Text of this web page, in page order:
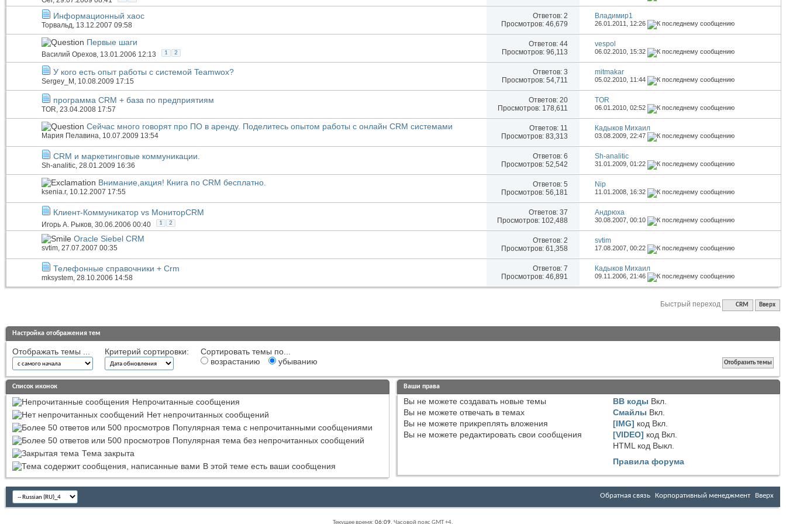
Информационный хаос
Торвальд, 13.12.2007 09:58
Ответов: 2
Просмотров: 46,679
Владимир1
26.01.2011, 12:26
Первые шаги
Василий Орехов, 13.01.2006 12:13 1 2
Ответов: 44
Просмотров: 96,113
vespol
06.02.2010, 15:32
У кого есть опыт работы с системой Teamwox?
Sergey_M , 10.08.2009 17:15
Ответов: 3
Просмотров: 54,711
mitmakar
05.02.2010, 11:44
программа CRM + база по предприятиям
TOR, 23.04.2008 17:57
Ответов: 20
Просмотров: 178,611
TOR
06.01.2010,02:52
Сейчас много говорят про ПО в аренду. Поделитесь опытом работы с онлайн CRM системами
Мария Пелавина, 10.07.2009 13:54
Ответов: 11
Просмотров: 83,313
Кадыков Михаил
03.08.2009,22:47
CRM и маркетинговые коммуникации.
Sh-analitic, 28.01.2009 16:36
Ответов: 6
Просмотров: 52,542
Sh-analitic
31.01.2009,01:22
Внимание,акция! Книга по CRM бесплатно.
ksenia.r, 10.12.2007 17:55
Ответов: 5
Просмотров: 56,181
Nip
11.01.2008, 16:32
Клиент-Коммуникатор vs МониторCRM
Игорь А. Рыков, 30.06.2006 00:40 1 2
Ответов: 37
Просмотров: 102,488
Андрюха
30.08.2007,00:10
Oracle Siebel CRM
svtim, 27.07.2007 00:35
Ответов: 2
Просмотров: 61,358
svtim
17.08.2007,00:22
Телефонные справочники + Crm
mksystem, 28.10.2006 14:58
Ответов: 7
Просмотров: 46,891
Кадыков Михаил
09.11.2006,21:46
Быстрый переход CRM Вверх
Настройка отображения тем
Отображать темы ... Критерий сортировки:
Сортировать темы по...
возрастанию
убыванию
Список иконок
Непрочитанные сообщения
Нет непрочитанных сообщений
Популярная тема с непрочитанными сообщениями
Популярная тема без непрочитанных сообщений
Тема закрыта
В этой теме есть ваши сообщения
Ваши права
Вы не можетесоздавать новые темы
Вы не можетеотвечать в темах
Вы не можетеприкреплять вложения
Вы не можетередактировать свои сообщения
BB коды Вкл.
Смайлы Вкл.
[IMG] код Вкл.
[VIDEO] код Вкл.
HTML код Выкл.
Правила форума
Обратная связь Корпоративный менеджмент Вверх